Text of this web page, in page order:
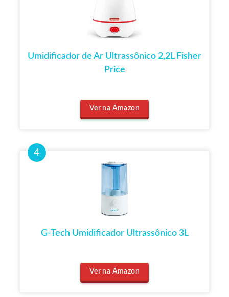
Umidificador de Ar Ultrassônico 2,2L Fisher
Price
Ver na Amazon
G-Tech Umidificador Ultrassônico 3L
Ver na Amazon